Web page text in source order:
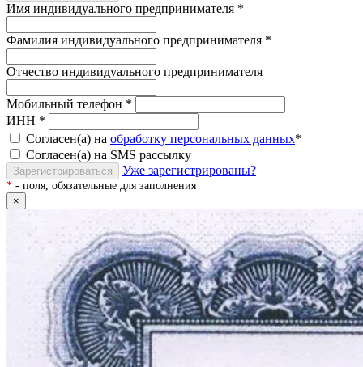
Имя индивидуального предпринимателя *
Фамилия индивидуального предпринимателя *
Отчество индивидуального предпринимателя
Мобильный телефон *
ИНН *
Согласен(а) на обработку персональных данных*
Согласен(а) на SMS рассылку
Зарегистрироваться Уже зарегистрированы?
* - поля, обязательные для заполнения
×